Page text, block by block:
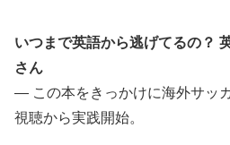
いつまで英語から逃げてるの？
さん
— この本をきっかけに海外サッ
視聴から実践開始。